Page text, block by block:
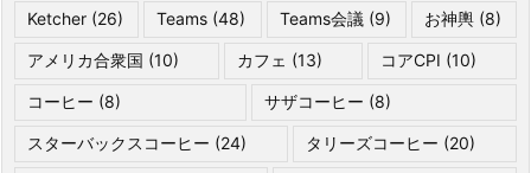
Ketcher (26) Teams (48) Teams会議 (9) お神輿(8)
アメリカ合衆国 (10) カフェ (13) コアCPI (10)
コーヒー (8) サザコーヒー (8)
スターバックスコーヒー (24) タリーズコーヒー (20)